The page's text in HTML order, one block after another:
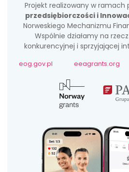
Projekt realizowany w ramach
przedsiębiorczości i
Norweskiego Mechanizmu
Wspólnie działamy na
konkurencyjnej i sprzyjającej
eog.gov.pl eeagrants.org